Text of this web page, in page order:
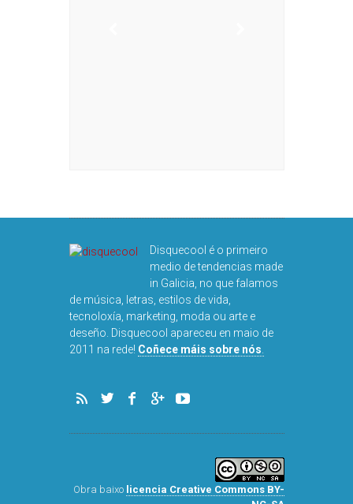
Disquecool é o primeiro
de música, letras, estilos de vida,
deseño. Disquecool apareceu en maio de